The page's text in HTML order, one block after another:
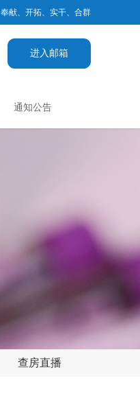
奉献、开拓、实干、合群
进入邮箱
通知公告
查房直播